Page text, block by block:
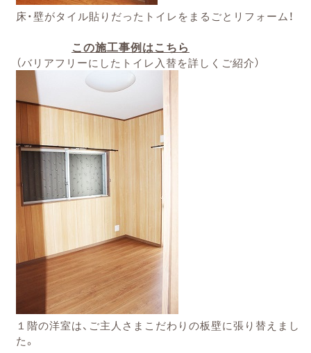
床・壁がタイル貼りだったトイレをまるごとリフォーム！
この施工事例はこちら
（バリアフリーにしたトイレ入替を詳しくご紹介）
１階の洋室は、ご主人さまこだわりの板壁に張り替えまし
た。